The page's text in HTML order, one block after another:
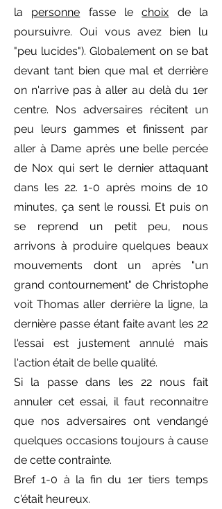
la personne fasse lechoix de la
poursuivre. Oui vous avez bien lu
"peu lucides"). Globalement on se bat
devant tant bien que mal et derrière
on n'arrive pas à aller au delà du 1er
centre. Nos adversaires récitent un
peu leurs gammes et finissent par
aller à Dame après une belle percée
de Nox qui sert le dernier attaquant
dans les 22. 1-0 après moins de 10
minutes, ça sent le roussi. Et puis on
se reprend un petit peu, nous
arrivons à produire quelques beaux
mouvements dont un après "un
grand contournement" de Christophe
voit Thomas aller derrière la ligne, la
dernière passe étant faite avant les 22
l'essai est justement annulé mais
l'action était de belle qualité.
Si la passe dans les 22 nous fait
annuler cet essai, il faut reconnaitre
que nos adversaires ont vendangé
quelques occasions toujours à cause
de cette contrainte.
Bref 1-0 à la fin du 1er tiers temps
c'était heureux.